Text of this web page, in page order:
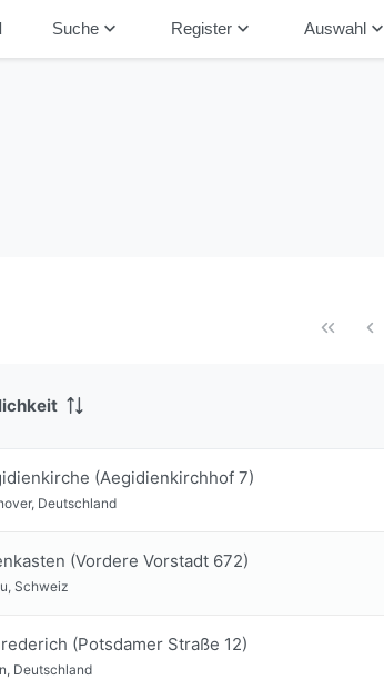
Suchekeyboard_arrow_down Registerkeyboard_arrow_down Auswahlkeyboard_arrow_down
(Aegidienkirchhof 7)
Deutschland
(Vordere Vorstadt 672)
Schweiz
(Potsdamer Straße 12)
Deutschland